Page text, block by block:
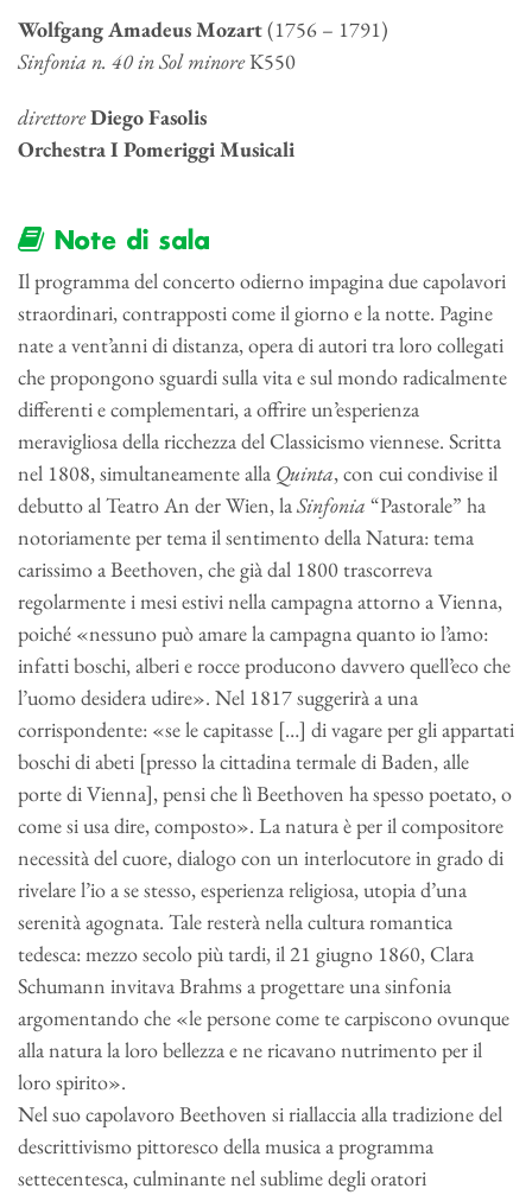
Wolfgang Amadeus Mozart(1756 – 1791)
Sinfonia n. 40 in Sol minoreK550
direttoreDiego Fasolis
Orchestra I Pomeriggi Musicali
Note di sala
Il programma del concerto odierno impagina due capolavori
straordinari, contrapposti come il giorno e la notte. Pagine
nate a vent’anni di distanza, opera di autori tra loro collegati
che propongono sguardi sulla vita e sul mondo radicalmente
differenti e complementari, a offrire un’esperienza
meravigliosa della ricchezza del Classicismo viennese. Scritta
nel 1808, simultaneamente alla Quinta, con cui condivise il
debutto al Teatro An der Wien, laSinfonia “Pastorale” ha
notoriamente per tema il sentimento della Natura: tema
carissimo a Beethoven, che già dal 1800 trascorreva
regolarmente i mesi estivi nella campagna attorno a Vienna,
poiché «nessuno può amare la campagna quanto io l’amo:
infatti boschi, alberi e rocce producono davvero quell’eco che
l’uomo desidera udire». Nel 1817 suggerirà a una
corrispondente: «se le capitasse […] di vagare per gli appartati
boschi di abeti [presso la cittadina termale di Baden, alle
porte di Vienna], pensi che lì Beethoven ha spesso poetato, o
come si usa dire, composto». La natura è per il compositore
necessità del cuore, dialogo con un interlocutore in grado di
rivelare l’io a se stesso, esperienza religiosa, utopia d’una
serenità agognata. Tale resterà nella cultura romantica
tedesca: mezzo secolo più tardi, il 21 giugno 1860, Clara
Schumann invitava Brahms a progettare una sinfonia
argomentando che «le persone come te carpiscono ovunque
alla natura la loro bellezza e ne ricavano nutrimento per il
loro spirito».
Nel suo capolavoro Beethoven si riallaccia alla tradizione del
descrittivismo pittoresco della musica a programma
settecentesca, culminante nel sublime degli oratori